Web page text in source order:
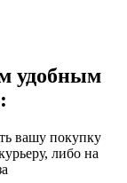
удобным
вашу покупку
либо на